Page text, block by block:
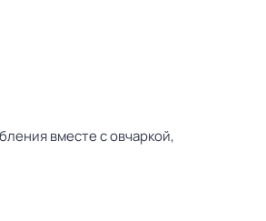
вместе с овчаркой,